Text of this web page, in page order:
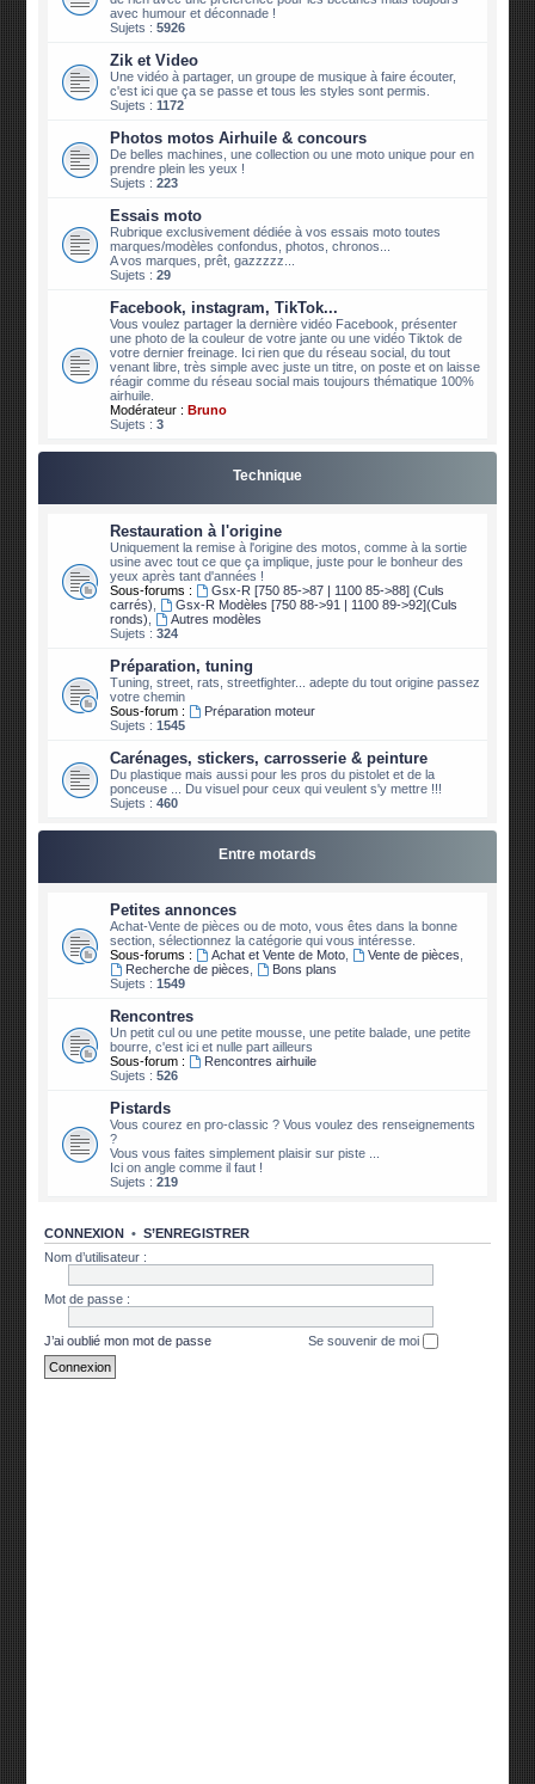
avec humour et déconnade !
Sujets :5926
Zik et Video
Une vidéo à partager, un groupe de musique à faire écouter,
c'est ici que ça se passe et tous les styles sont permis.
Sujets :1172
Photos motos Airhuile & concours
De belles machines, une collection ou une moto unique pour en
prendre plein les yeux !
Sujets :223
Essais moto
Rubrique exclusivement dédiée à vos essais moto toutes
marques/modèles confondus, photos, chronos...
A vos marques, prêt, gazzzzz...
Sujets :29
Facebook, instagram, TikTok...
Vous voulez partager la dernière vidéo Facebook, présenter
une photo de la couleur de votre jante ou une vidéo Tiktok de
votre dernier freinage. Ici rien que du réseau social, du tout
venant libre, très simple avec juste un titre, on poste et on laisse
réagir comme du réseau social mais toujours thématique 100%
airhuile.
Modérateur : Bruno
Sujets :3
Technique
Restauration à l'origine
Uniquement la remise à l'origine des motos, comme à la sortie
usine avec tout ce que ça implique, juste pour le bonheur des
yeux après tant d'années !
Sous-forums :
Gsx-R [750 85->87 | 1100 85->88] (Culs
carrés)
Gsx-R Modèles [750 88->91 | 1100 89->92](Culs
ronds)
Autres modèles
Sujets :324
Préparation, tuning
Tuning, street, rats, streetfighter... adepte du tout origine passez
votre chemin
Sous-forum :
Préparation moteur
Sujets :1545
Carénages, stickers, carrosserie & peinture
Du plastique mais aussi pour les pros du pistolet et de la
ponceuse ... Du visuel pour ceux qui veulent s'y mettre !!!
Sujets :460
Entre motards
Petites annonces
Achat-Vente de pièces ou de moto, vous êtes dans la bonne
section, sélectionnez la catégorie qui vous intéresse.
Sous-forums :
Achat et Vente de Moto Vente de pièces
Recherche de pièces
Bons plans
Sujets :1549
Rencontres
Un petit cul ou une petite mousse, une petite balade, une petite
bourre, c'est ici et nulle part ailleurs
Sous-forum :
Rencontres airhuile
Sujets :526
Pistards
Vous courez en pro-classic ? Vous voulez des renseignements
?
Vous vous faites simplement plaisir sur piste ...
Ici on angle comme il faut !
Sujets :219
CONNEXION •S’ENREGISTRER
Nom d’utilisateur :
Mot de passe :
J’ai oublié mon mot de passe Se souvenir de moi